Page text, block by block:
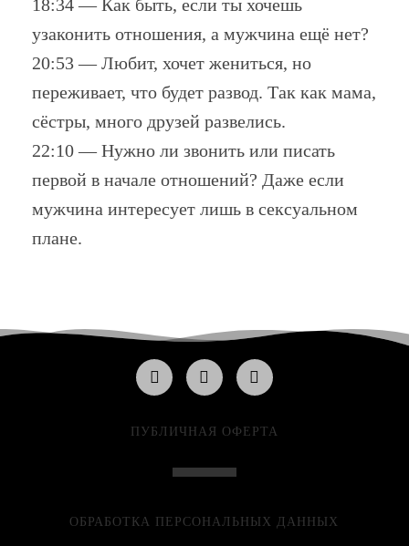
18:34 — Как быть, если ты хочешь
узаконить отношения, а мужчина ещё нет?
20:53 — Любит, хочет жениться, но
переживает, что будет развод. Так как мама,
сёстры, много друзей развелись.
22:10 — Нужно ли звонить или писать
первой в начале отношений? Даже если
мужчина интересует лишь в сексуальном
плане.
ПУБЛИЧНАЯ ОФЕРТА
ОБРАБОТКА ПЕРСОНАЛЬНЫХ ДАННЫХ